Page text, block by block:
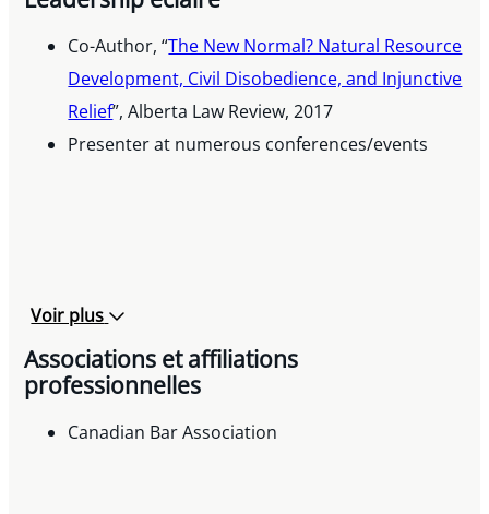
Co-Author, “The New Normal? Natural Resource
Development, Civil Disobedience, and Injunctive
Relief”, Alberta Law Review, 2017
Presenter at numerous conferences/events
Voir plus
Associations et affiliations
professionnelles
Canadian Bar Association